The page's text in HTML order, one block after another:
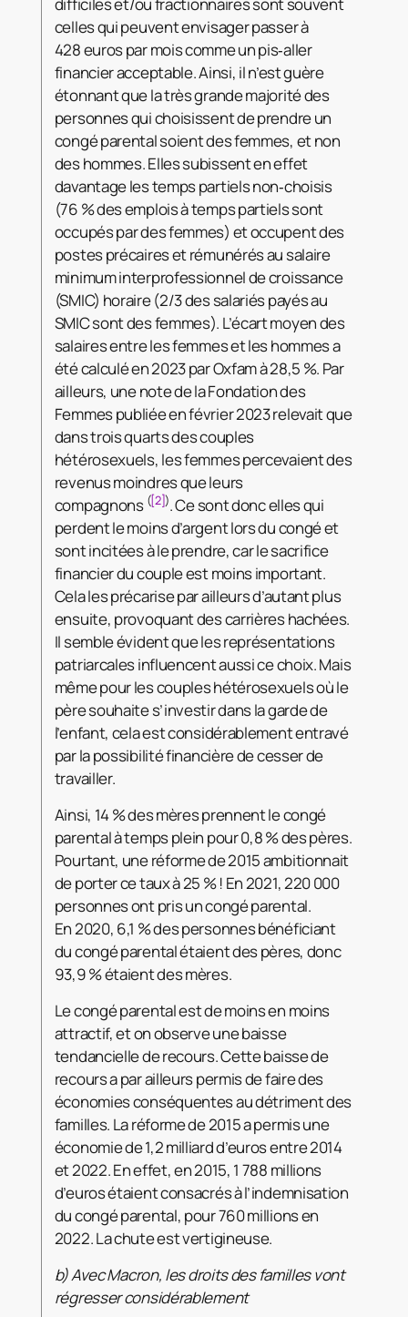
celles qui peuvent envisager passer à
428 euros par mois comme un pis‑aller
financier acceptable. Ainsi, il n’est guère
étonnant que la très grande majorité des
personnes qui choisissent de prendre un
congé parental soient des femmes, et non
des hommes. Elles subissent en effet
davantage les temps partiels non‑choisis
(76 % des emplois à temps partiels sont
occupés par des femmes) et occupent des
postes précaires et rémunérés au salaire
minimum interprofessionnel de croissance
(SMIC) horaire (2/3 des salariés payés au
SMIC sont des femmes). L’écart moyen des
salaires entre les femmes et les hommes a
été calculé en 2023 par Oxfam à 28,5 %. Par
ailleurs, une note de la Fondation des
Femmes publiée en février 2023 relevait que
dans trois quarts des couples
hétérosexuels, les femmes percevaient des
revenus moindres que leurs
compagnons ([2]). Ce sont donc elles qui
perdent le moins d’argent lors du congé et
sont incitées à le prendre, car le sacrifice
financier du couple est moins important.
Cela les précarise par ailleurs d’autant plus
ensuite, provoquant des carrières hachées.
Il semble évident que les représentations
patriarcales influencent aussi ce choix. Mais
même pour les couples hétérosexuels où le
père souhaite s’investir dans la garde de
l’enfant, cela est considérablement entravé
par la possibilité financière de cesser de
travailler.
Ainsi, 14 % des mères prennent le congé
parental à temps plein pour 0,8 % des pères.
Pourtant, une réforme de 2015 ambitionnait
de porter ce taux à 25 % ! En 2021, 220 000
personnes ont pris un congé parental.
En 2020, 6,1 % des personnes bénéficiant
du congé parental étaient des pères, donc
93,9 % étaient des mères.
Le congé parental est de moins en moins
attractif, et on observe une baisse
tendancielle de recours. Cette baisse de
recours a par ailleurs permis de faire des
économies conséquentes au détriment des
familles. La réforme de 2015 a permis une
économie de 1,2 milliard d’euros entre 2014
et 2022. En effet, en 2015, 1 788 millions
d’euros étaient consacrés à l’indemnisation
du congé parental, pour 760 millions en
2022. La chute est vertigineuse.
b)Avec Macron, les droits des familles vont
régresser considérablement